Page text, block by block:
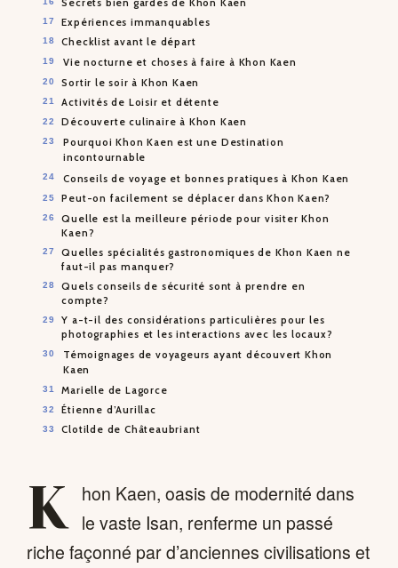
Expériences immanquables
Checklist avant le départ
Vie nocturne et choses à faire à Khon Kaen
Sortir le soir à Khon Kaen
Activités de Loisir et détente
Découverte culinaire à Khon Kaen
Pourquoi Khon Kaen est une Destination
incontournable
Conseils de voyage et bonnes pratiques à Khon Kaen
Peut-on facilement se déplacer dans Khon Kaen?
Quelle est la meilleure période pour visiter Khon
Kaen?
Quelles spécialités gastronomiques de Khon Kaen ne
faut-il pas manquer?
Quels conseils de sécurité sont à prendre en
compte?
Y a-t-il des considérations particulières pour les
photographies et les interactions avec les locaux?
Témoignages de voyageurs ayant découvert Khon
Kaen
Marielle de Lagorce
Étienne d’Aurillac
Clotilde de Châteaubriant
K hon Kaen, oasis de modernité dans
le vaste Isan, renferme un passé
riche façonné par d’anciennes civilisations et